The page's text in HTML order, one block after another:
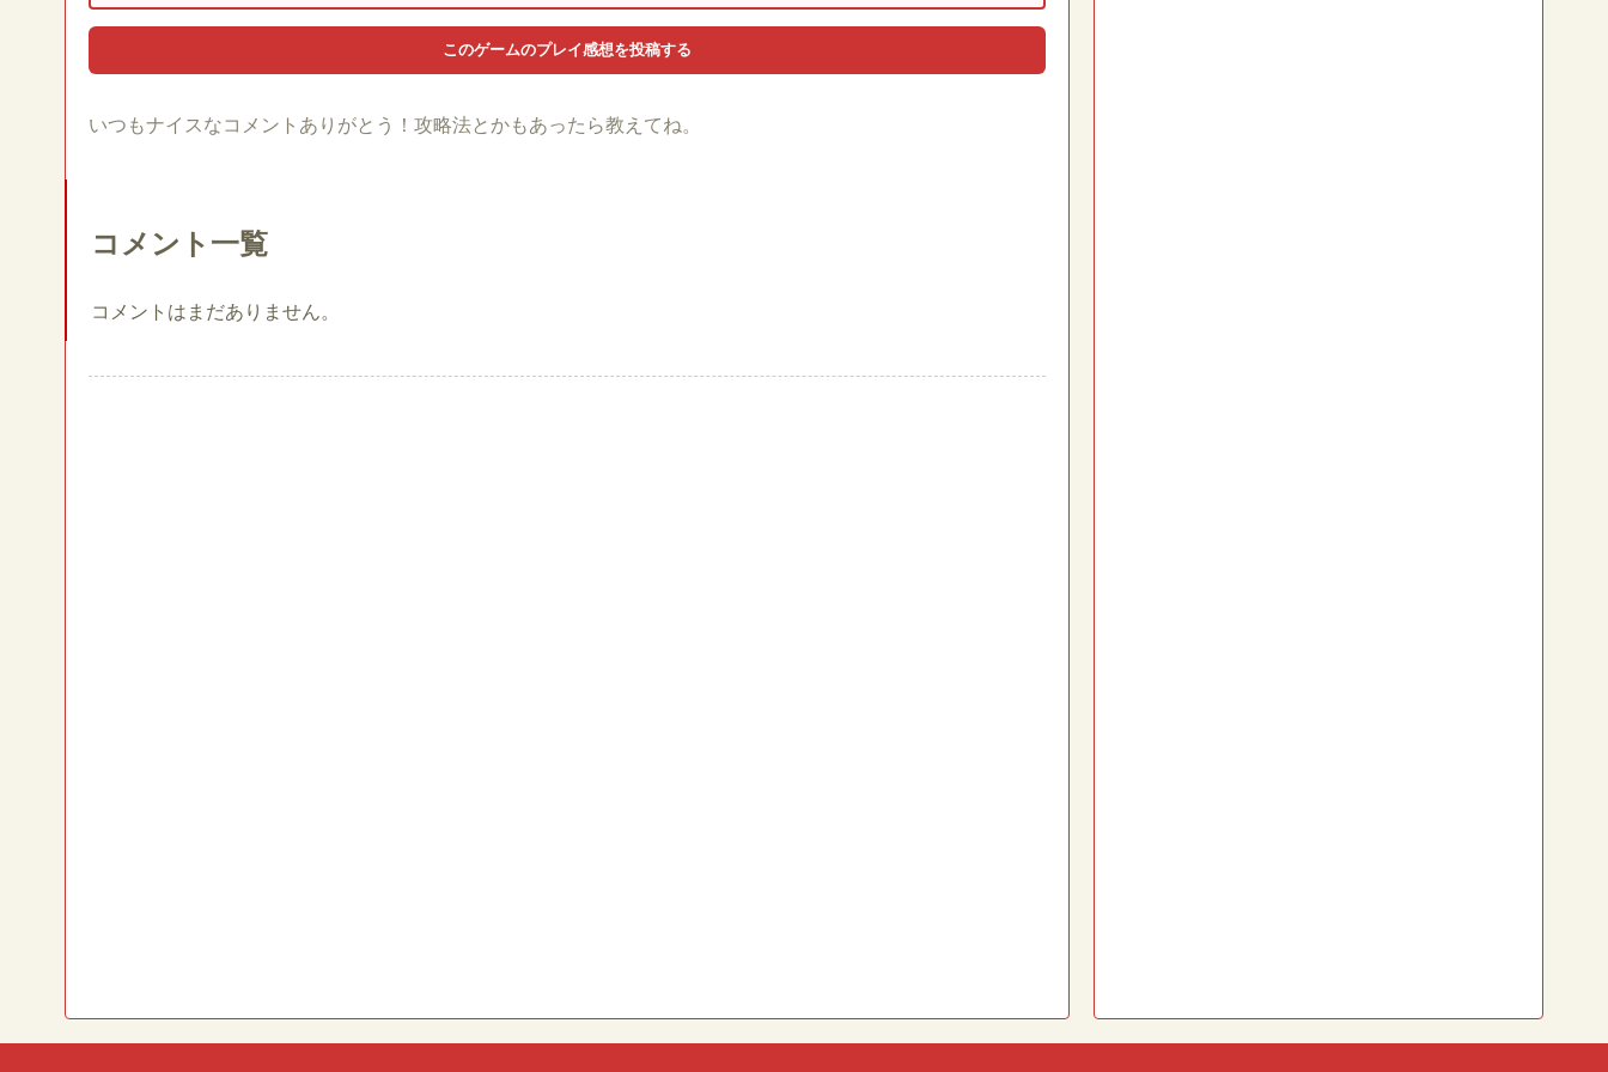
いつもナイスなコメントありがとう！攻略法とかもあったら教えてね。
コメント一覧
コメントはまだありません。